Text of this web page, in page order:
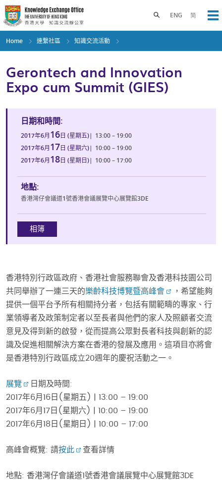
Skip
to
main
content
ENG 简
Toggle search panel
Home 連繫社區 知識交流活動
Gerontech and Innovation
Expo cum Summit (GIES)
日期和時間:
2017年6月16日 (星期五)| 13:00 – 19:00
2017年6月17日 (星期六)| 10:00 – 19:00
2017年6月18日 (星期日)| 10:00 – 17:00
地點:
香港灣仔會議道1號香港會議展覽中心展覽館3DE
相簿
香港特別行政區政府、香港社會服務聯會及香港科技園公司
共同舉辦了一連三天的樂齡科技博覽暨高峰會
，希望能夠
提供一個平台予所有相關持分者，包括有關範疇的專家、行
業領導者及政策制定者以至長者與他們的家人及照顧者交流
意見及得到新的啟發，從而提高公眾對長者科技與創新的認
識及促進相關解決方案在香港的發展及應用。這項目亦將會
是香港特別行政區成立20週年的慶祝活動之一。
展覽
日期及時間:
2017年6月16日(星期五) | 13:00 – 19:00
2017年6月17日(星期六) | 10:00 – 19:00
2017年6月18日(星期日) | 10:00 – 17:00
高峰會概覽: 請按此 查看詳情
地點: 香港灣仔會議道1號香港會議展覽中心展覽館3DE